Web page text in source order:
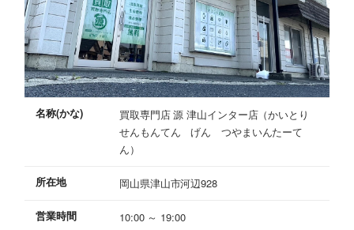
名称(かな)
買取専門店 源 津山インター店（かいとり
せんもんてん げん つやまいんたーて
ん）
所在地 岡山県津山市河辺928
営業時間 10:00 ～ 19:00